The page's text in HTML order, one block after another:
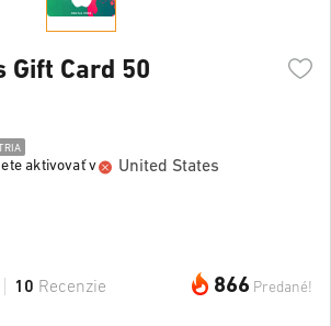
Gift Card 50
aktivovať v United States
866 Predané!
10 Recenzie